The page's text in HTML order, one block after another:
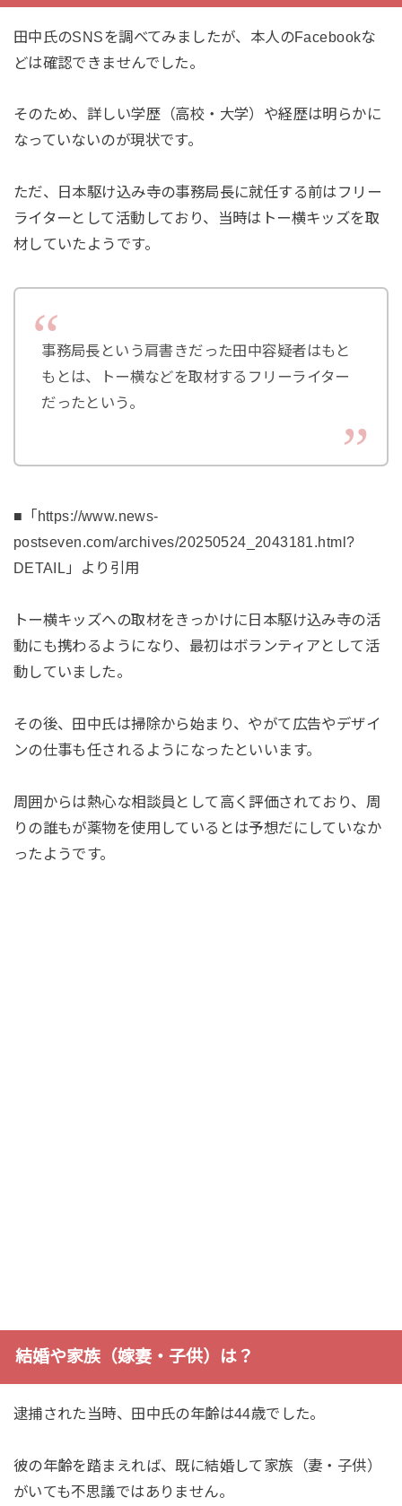
田中氏のSNSを調べてみましたが、本人のFacebookな
どは確認できませんでした。
そのため、詳しい学歴（高校・大学）や経歴は明らかに
なっていないのが現状です。
ただ、日本駆け込み寺の事務局長に就任する前はフリー
ライターとして活動しており、当時はトー横キッズを取
材していたようです。
事務局長という肩書きだった田中容疑者はもと
もとは、トー横などを取材するフリーライター
だったという。
■「https://www.news-
postseven.com/archives/20250524_2043181.html?
DETAIL」より引用
トー横キッズへの取材をきっかけに日本駆け込み寺の活
動にも携わるようになり、最初はボランティアとして活
動していました。
その後、田中氏は掃除から始まり、やがて広告やデザイ
ンの仕事も任されるようになったといいます。
周囲からは熱心な相談員として高く評価されており、周
りの誰もが薬物を使用しているとは予想だにしていなか
ったようです。
結婚や家族（嫁妻・子供）は？
逮捕された当時、田中氏の年齢は44歳でした。
彼の年齢を踏まえれば、既に結婚して家族（妻・子供）
がいても不思議ではありません。